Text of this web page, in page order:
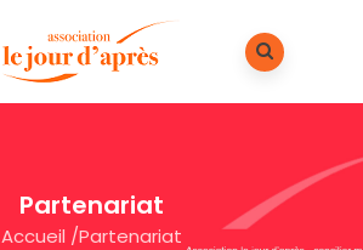
Partenariat
Accueil /Partenariat